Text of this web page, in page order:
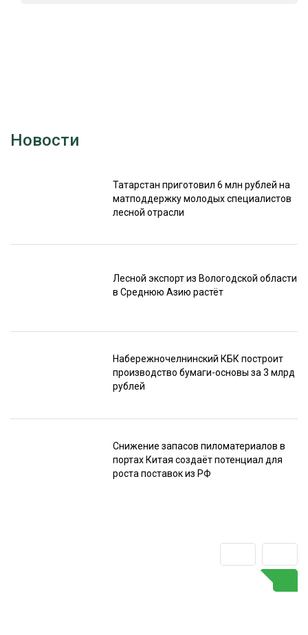
Новости
Татарстан приготовил 6 млн рублей на
матподдержку молодых специалистов
лесной отрасли
Лесной экспорт из Вологодской области
в Среднюю Азию растёт
Набережночелнинский КБК построит
производство бумаги-основы за 3 млрд
рублей
Снижение запасов пиломатериалов в
портах Китая создаёт потенциал для
роста поставок из РФ